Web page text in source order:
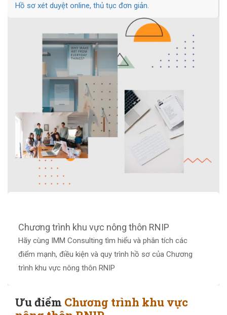
Hồ sơ xét duyệt online, thủ tục đơn giản.
Chương trình khu vực nông thôn RNIP
Hãy cùng IMM Consulting tìm hiểu và phân tích các
điểm mạnh, điều kiện và quy trình hồ sơ của Chương
trình khu vực nông thôn RNIP
Ưu điểm Chương trình khu vực